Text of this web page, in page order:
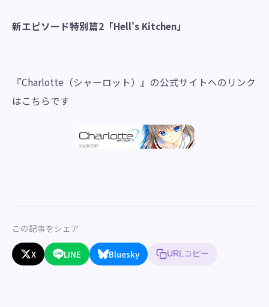
新エピソード特別篇2「Hell's Kitchen」
『Charlotte（シャーロット）』の公式サイトへのリンク
はこちらです
この記事をシェア
X LINE Bluesky URLコピー